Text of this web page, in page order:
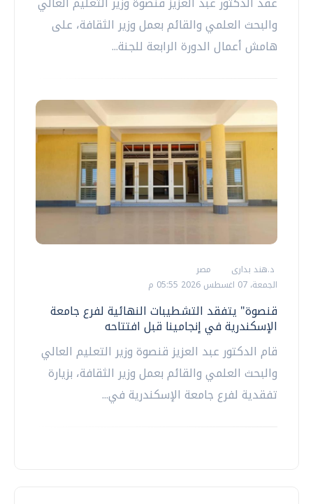
والبحث العلمي والقائم بعمل وزير الثقافة، على
هامش أعمال الدورة الرابعة للجنة...
د.هند بدارى
مصر
الجمعة، 07 اغسطس 2026 05:55 م
قنصوة" يتفقد التشطيبات النهائية لفرع جامعة
الإسكندرية في إنجامينا قبل افتتاحه
قام الدكتور عبد العزيز قنصوة وزير التعليم العالي
والبحث العلمي والقائم بعمل وزير الثقافة، بزيارة
تفقدية لفرع جامعة الإسكندرية في...